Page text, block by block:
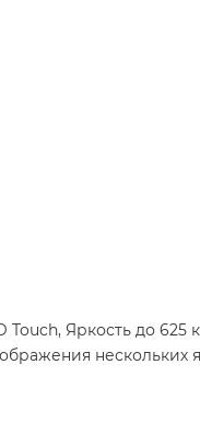
Яркость до
нескольких